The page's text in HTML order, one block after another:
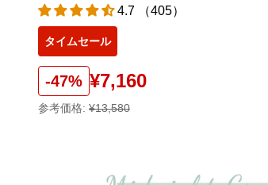
4.7 （405）
タイムセール
-47% ¥7,160
参考価格: ¥13,580